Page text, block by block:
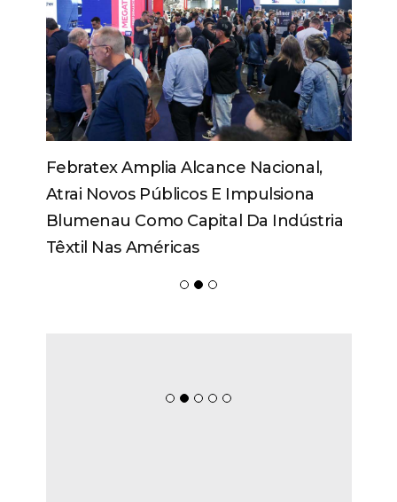
Febratex Amplia Alcance Nacional,
Atrai Novos Públicos E Impulsiona
Blumenau Como Capital Da Indústria
Têxtil Nas Américas